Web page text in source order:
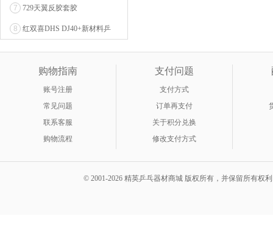
7 729天翼反胶套胶
8
红双喜DHS DJ40+新材料乒
乓球 WTT系列...
购物指南
账号注册
常见问题
联系客服
购物流程
支付问题
支付方式
订单再支付
关于积分兑换
修改支付方式
© 2001-2026 精英乒乓器材商城 版权所有，并保留所有权